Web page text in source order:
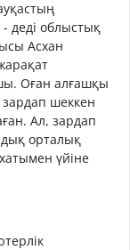
деді облыстық
Асхан
Оған алғашқы
зардап шеккен
Ал, зардап
орталық
үйіне